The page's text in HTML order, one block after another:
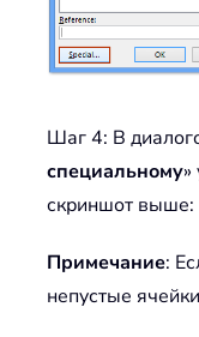
Шаг 4: В
специальному
скриншот выше:
Примечание:
непустые